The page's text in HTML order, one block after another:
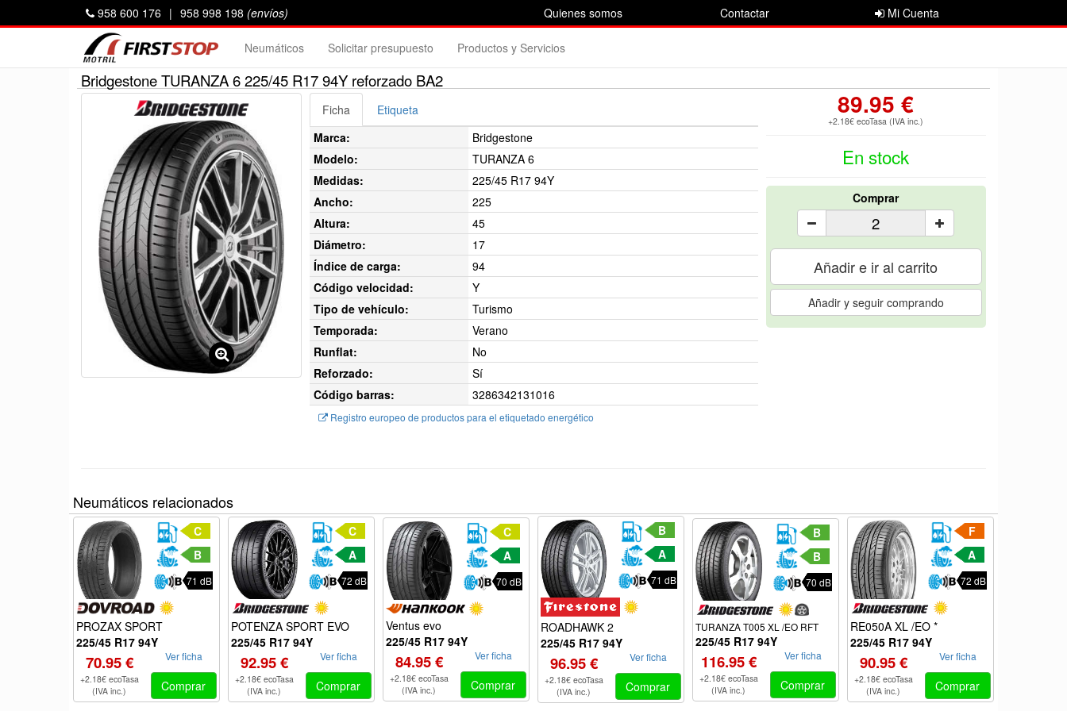
Quienes somos Contactar Mi Cuenta
958 600 176 | 958 998 198 (envíos)
Neumáticos Solicitar presupuesto Productos y Servicios
Bridgestone TURANZA 6 225/45 R17 94Y reforzado BA2
89.95 €
+2.18€ ecoTasa (IVA inc.)
En stock
Comprar
Añadir e ir al carrito
Añadir y seguir comprando
Ficha
Etiqueta
Marca:
Bridgestone
Modelo:
TURANZA 6
Medidas:
225/45 R17 94Y
Ancho:
225
Altura:
45
Diámetro:
17
Índice de carga:
94
Código velocidad:
Y
Tipo de vehículo:
Turismo
Temporada:
Verano
Runflat:
No
Reforzado:
Sí
Código barras:
3286342131016
Registro europeo de productos para el etiquetado energético
Neumáticos relacionados
C
B
71 dB
PROZAX SPORT
225/45 R17 94Y
70.95 €
+2.18€ ecoTasa
(IVA inc.)
Ver ficha
Comprar
C
A
72 dB
POTENZA SPORT EVO
225/45 R17 94Y
92.95 €
+2.18€ ecoTasa
(IVA inc.)
Ver ficha
Comprar
C
A
70 dB
Ventus evo
225/45 R17 94Y
84.95 €
+2.18€ ecoTasa
(IVA inc.)
Ver ficha
Comprar
B
A
71 dB
ROADHAWK 2
225/45 R17 94Y
96.95 €
+2.18€ ecoTasa
(IVA inc.)
Ver ficha
Comprar
B
B
70 dB
TURANZA T005 XL /EO RFT
225/45 R17 94Y
116.95 €
+2.18€ ecoTasa
(IVA inc.)
Ver ficha
Comprar
F
A
72 dB
RE050A XL /EO *
225/45 R17 94Y
90.95 €
+2.18€ ecoTasa
(IVA inc.)
Ver ficha
Comprar